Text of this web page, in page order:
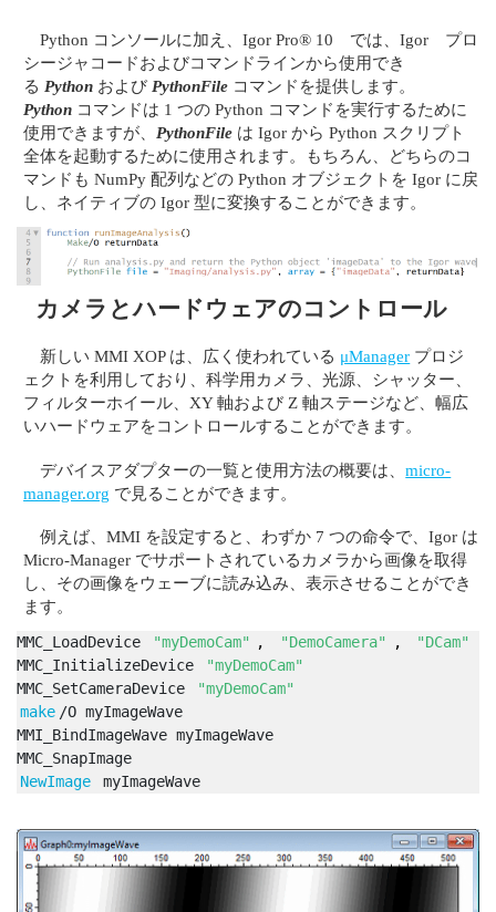
Python コンソールに加え、Igor Pro® 10 では、Igor プロ
シージャコードおよびコマンドラインから使用でき
る Python および PythonFile コマンドを提供します。
Python コマンドは 1 つの Python コマンドを実行するために
使用できますが、 PythonFile は Igor から Python スクリプト
全体を起動するために使用されます。もちろん、どちらのコ
マンドも NumPy 配列などの Python オブジェクトを Igor に戻
し、ネイティブの Igor 型に変換することができます。
カメラとハードウェアのコントロール
新しい MMI XOP は、広く使われている μManager プロジ
ェクトを利用しており、科学用カメラ、光源、シャッター、
フィルターホイール、XY 軸および Z 軸ステージなど、幅広
いハードウェアをコントロールすることができます。
デバイスアダプターの一覧と使用方法の概要は、micro-
manager.org で見ることができます。
例えば、MMI を設定すると、わずか 7 つの命令で、Igor は
Micro-Manager でサポートされているカメラから画像を取得
し、その画像をウェーブに読み込み、表示させることができ
ます。
MMC_LoadDevice "myDemoCam" , "DemoCamera" ,
"DCam"
MMC_InitializeDevice
"myDemoCam"
MMC_SetCameraDevice
"myDemoCam"
make /O myImageWave
MMI_BindImageWave myImageWave
MMC_SnapImage
NewImage
myImageWave